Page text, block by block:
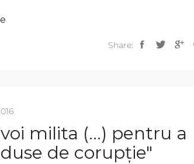
Share:
milita (…) pentru a
de corupție"